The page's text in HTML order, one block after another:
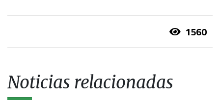
1560
Noticias relacionadas